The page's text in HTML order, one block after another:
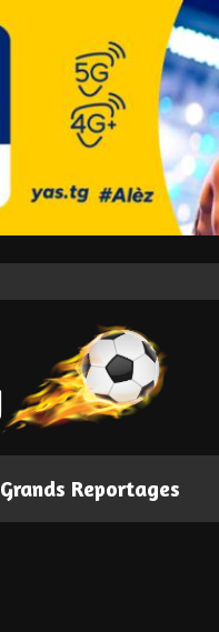
Grands Reportages